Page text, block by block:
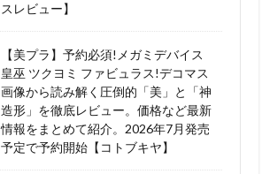
スレビュー】
【美プラ】予約必須!メガミデバイス
皇巫 ツクヨミ ファビュラス!デコマス
画像から読み解く圧倒的「美」と「神
造形」を徹底レビュー。価格など最新
情報をまとめて紹介。2026年7月発売
予定で予約開始【コトブキヤ】